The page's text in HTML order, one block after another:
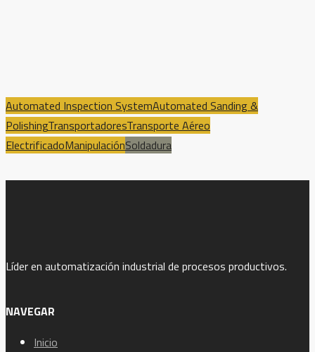
Automated Inspection SystemAutomated Sanding &
PolishingTransportadoresTransporte Aéreo
ElectrificadoManipulaciónSoldadura
Líder en automatización industrial de procesos productivos.
NAVEGAR
Inicio